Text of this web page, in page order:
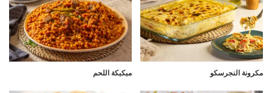
مكرونة النجرسكو مبكبكة اللحم